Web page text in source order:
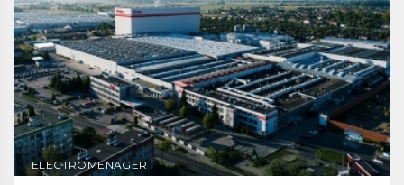
ELECTROMENAGER